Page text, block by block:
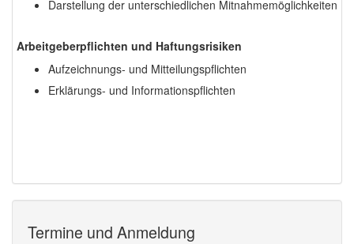
Darstellung der unterschiedlichen Mitnahmemöglichkeiten
Arbeitgeberpflichten und Haftungsrisiken
Aufzeichnungs- und Mitteilungspflichten
Erklärungs- und Informationspflichten
Termine und Anmeldung